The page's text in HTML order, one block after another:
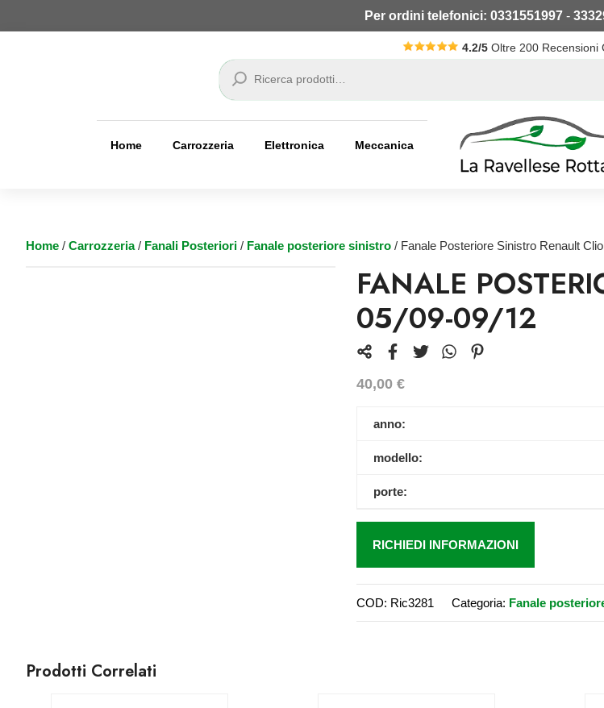
Per ordini telefonici: 0331551997 -
4.2/5 Oltre 200 Recensioni
Cerca
Home Carrozzeria Elettronica Meccanica
Home / Carrozzeria/ Fanali Posteriori / Fanale posteriore sinistro / Fanale Posteriore Sinistro Renault
FANALE
05/09-09/12
40,00 €
anno:
modello:
porte:
RICHIEDI INFORMAZIONI
COD: Ric3281 Categoria: Fanale
Prodotti Correlati